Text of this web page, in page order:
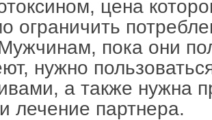
цена
ограничить
пока они
нужно
а также нужна
лечение партнера.